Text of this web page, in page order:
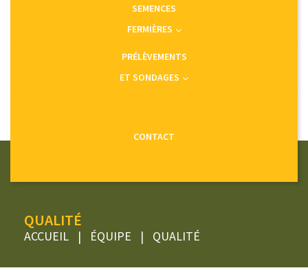
SEMENCES
FERMIÈRES
PRÉLÈVEMENTS
ET SONDAGES
CONTACT
QUALITÉ
ACCUEIL | ÉQUIPE | QUALITÉ